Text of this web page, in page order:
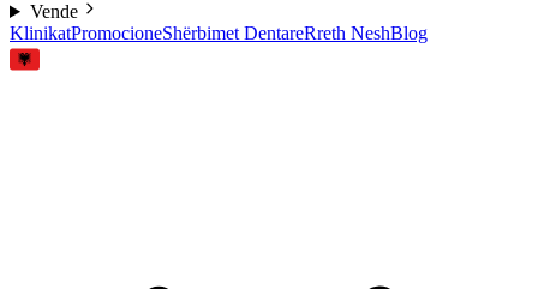
Vende
KlinikatPromocioneShërbimet DentareRreth NeshBlog